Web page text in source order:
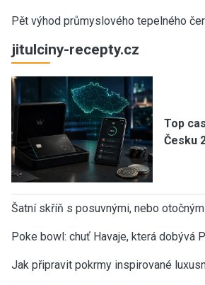
Pět výhod průmyslového tepelného
jitulciny-recepty.cz
Top
Česku
Šatní skříň s posuvnými, nebo
Poke bowl: chuť Havaje, která dobývá
Jak připravit pokrmy inspirované